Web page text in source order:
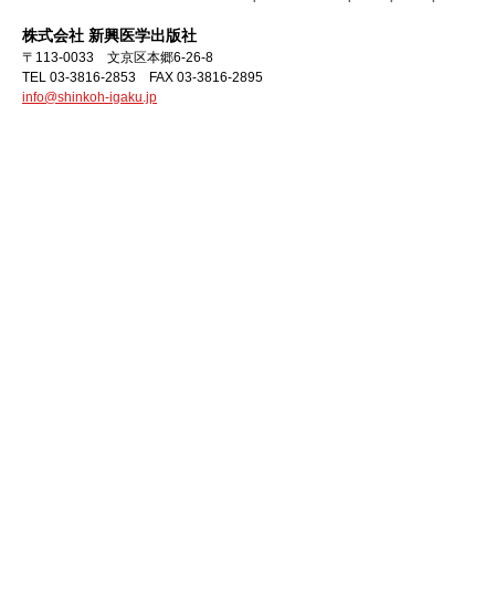
株式会社 新興医学出版社
〒113-0033 文京区本郷6-26-8
TEL 03-3816-2853 FAX 03-3816-2895
info@shinkoh-igaku.jp